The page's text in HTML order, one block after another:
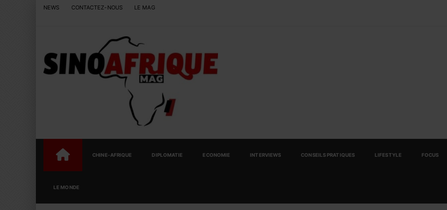
NEWS CONTACTEZ-NOUS LE MAG
CHINE-AFRIQUE DIPLOMATIE ECONOMIE INTERVIEWS CONSEILS PRATIQUES LIFESTYLE FOCUS
LE MONDE